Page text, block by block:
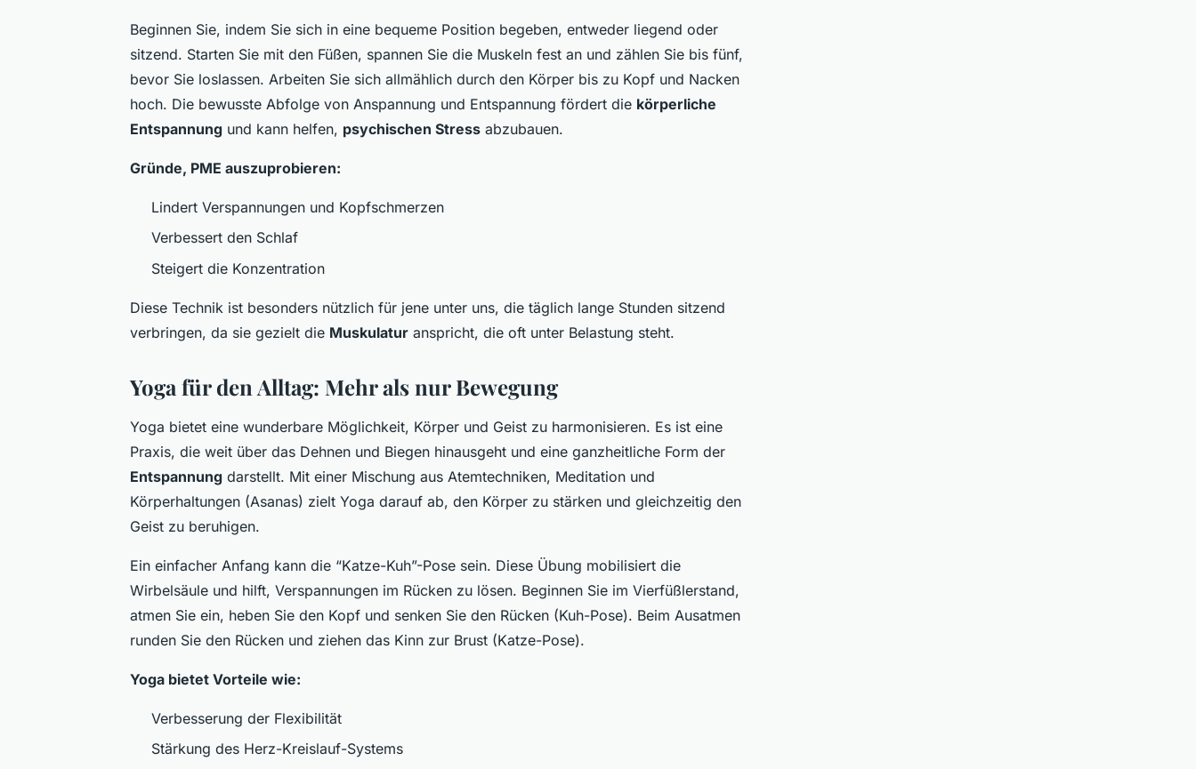
Beginnen Sie, indem Sie sich in eine bequeme Position begeben, entweder liegend oder
sitzend. Starten Sie mit den Füßen, spannen Sie die Muskeln fest an und zählen Sie bis fünf,
bevor Sie loslassen. Arbeiten Sie sich allmählich durch den Körper bis zu Kopf und Nacken
hoch. Die bewusste Abfolge von Anspannung und Entspannung fördert die körperliche
Entspannung und kann helfen, psychischen Stress abzubauen.
Gründe, PME auszuprobieren:
Lindert Verspannungen und Kopfschmerzen
Verbessert den Schlaf
Steigert die Konzentration
Diese Technik ist besonders nützlich für jene unter uns, die täglich lange Stunden sitzend
verbringen, da sie gezielt die Muskulatur anspricht, die oft unter Belastung steht.
Yoga für den Alltag: Mehr als nur Bewegung
Yoga bietet eine wunderbare Möglichkeit, Körper und Geist zu harmonisieren. Es ist eine
Praxis, die weit über das Dehnen und Biegen hinausgeht und eine ganzheitliche Form der
Entspannung darstellt. Mit einer Mischung aus Atemtechniken, Meditation und
Körperhaltungen (Asanas) zielt Yoga darauf ab, den Körper zu stärken und gleichzeitig den
Geist zu beruhigen.
Ein einfacher Anfang kann die “Katze-Kuh”-Pose sein. Diese Übung mobilisiert die
Wirbelsäule und hilft, Verspannungen im Rücken zu lösen. Beginnen Sie im Vierfüßlerstand,
atmen Sie ein, heben Sie den Kopf und senken Sie den Rücken (Kuh-Pose). Beim Ausatmen
runden Sie den Rücken und ziehen das Kinn zur Brust (Katze-Pose).
Yoga bietet Vorteile wie:
Verbesserung der Flexibilität
Stärkung des Herz-Kreislauf-Systems